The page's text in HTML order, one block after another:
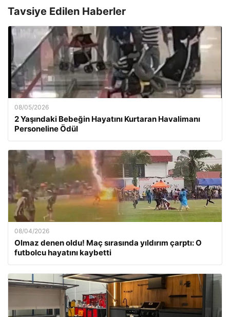
Tavsiye Edilen Haberler
08/05/2026
2 Yaşındaki Bebeğin Hayatını Kurtaran Havalimanı
Personeline Ödül
08/04/2026
Olmaz denen oldu! Maç sırasında yıldırım çarptı: O
futbolcu hayatını kaybetti